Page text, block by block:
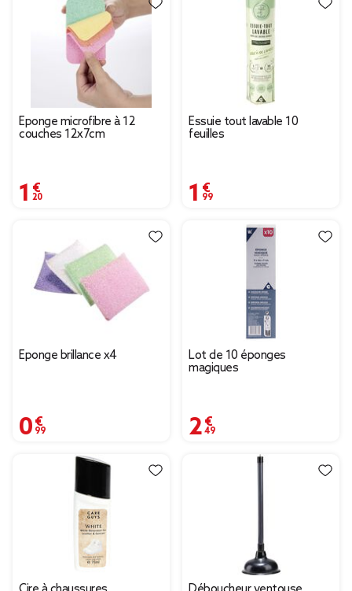
Éponge microfibre à 12
couches 12x7cm
1,20 €
Essuie tout lavable 10
feuilles
1,99 €
Éponge brillance x4
0,99 €
Lot de 10 éponges
magiques
2,49 €